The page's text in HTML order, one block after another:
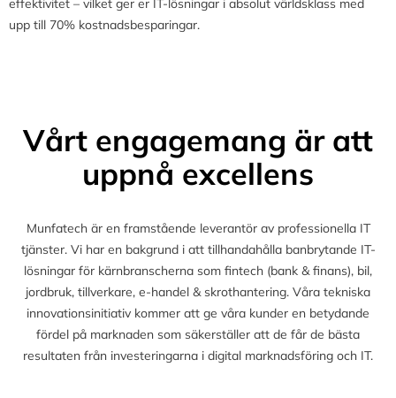
effektivitet – vilket ger er IT-lösningar i absolut världsklass med
upp till 70% kostnadsbesparingar.
Vårt engagemang är att
uppnå excellens
Munfatech är en framstående leverantör av professionella IT
tjänster. Vi har en bakgrund i att tillhandahålla banbrytande IT-
lösningar för kärnbranscherna som fintech (bank & finans), bil,
jordbruk, tillverkare, e-handel & skrothantering. Våra tekniska
innovationsinitiativ kommer att ge våra kunder en betydande
fördel på marknaden som säkerställer att de får de bästa
resultaten från investeringarna i digital marknadsföring och IT.